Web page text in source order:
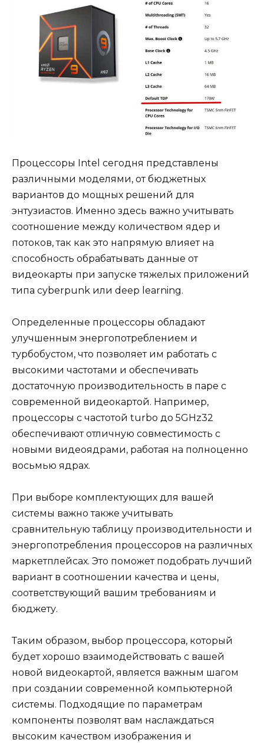
Процессоры Intel сегодня представлены
различными моделями, от бюджетных
вариантов до мощных решений для
энтузиастов. Именно здесь важно учитывать
соотношение между количеством ядер и
потоков, так как это напрямую влияет на
способность обрабатывать данные от
видеокарты при запуске тяжелых приложений
типа cyberpunk или deep learning.
Определенные процессоры обладают
улучшенным энергопотреблением и
турбобустом, что позволяет им работать с
высокими частотами и обеспечивать
достаточную производительность в паре с
современной видеокартой. Например,
процессоры с частотой turbo до 5GHz32
обеспечивают отличную совместимость с
новыми видеоядрами, работая на полноценно
восьмью ядрах.
При выборе комплектующих для вашей
системы важно также учитывать
сравнительную таблицу производительности и
энергопотребления процессоров на различных
маркетплейсах. Это поможет подобрать лучший
вариант в соотношении качества и цены,
соответствующий вашим требованиям и
бюджету.
Таким образом, выбор процессора, который
будет хорошо взаимодействовать с вашей
новой видеокартой, является важным шагом
при создании современной компьютерной
системы. Подходящие по параметрам
компоненты позволят вам наслаждаться
высоким качеством изображения и